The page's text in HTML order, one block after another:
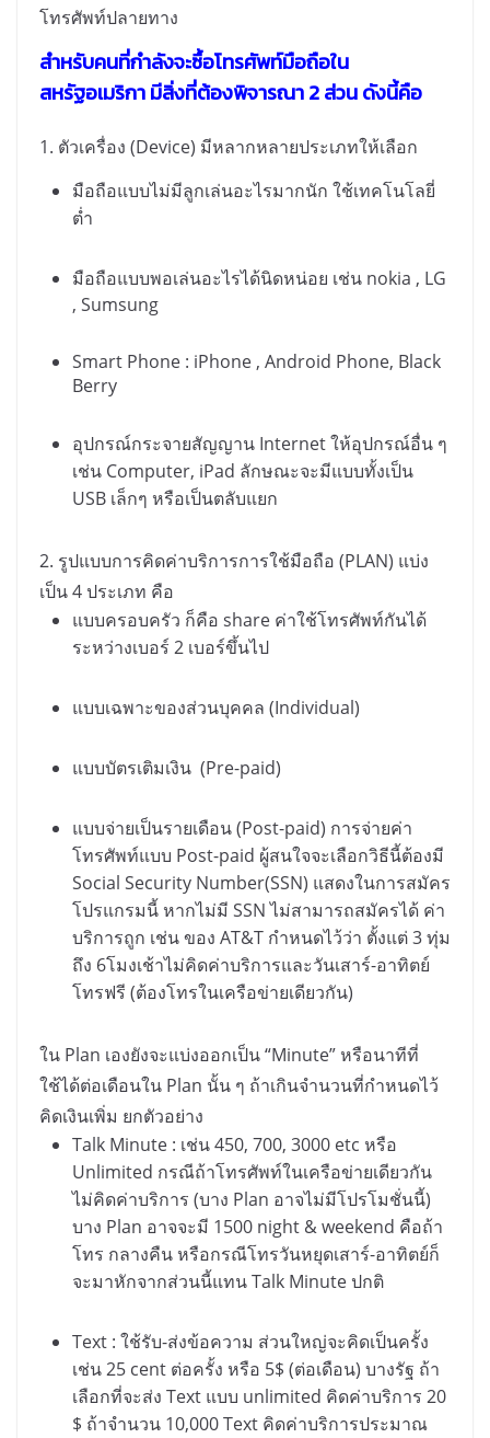
โทรศัพท์ปลายทาง
สำหรับคนที่กำลังจะซื้อโทรศัพท์มือถือใน
สหรัฐอเมริกา มีสิ่งที่ต้องพิจารณา2ส่วน ดังนี้คือ
1. ตัวเครื่อง (Device) มีหลากหลายประเภทให้เลือก
มือถือแบบไม่มีลูกเล่นอะไรมากนัก ใช้เทคโนโลยี่
ต่ำ
มือถือแบบพอเล่นอะไรได้นิดหน่อย เช่น nokia , LG
, Sumsung
Smart Phone : iPhone , Android Phone, Black
Berry
อุปกรณ์กระจายสัญญาน Internetให้อุปกรณ์อื่น ๆ
เช่น Computer, iPad ลักษณะจะมีแบบทั้งเป็น
USB เล็กๆ หรือเป็นตลับแยก
2. รูปแบบการคิดค่าบริการการใช้มือถือ (PLAN) แบ่ง
เป็น4ประเภท คือ
แบบครอบครัว ก็คือ share ค่าใช้โทรศัพท์กันได้
ระหว่างเบอร์ 2 เบอร์ขึ้นไป
แบบเฉพาะของส่วนบุคคล (Individual)
แบบบัตรเติมเงิน (Pre-paid)
แบบจ่ายเป็นรายเดือน (Post-paid) การจ่ายค่า
โทรศัพท์แบบ Post-paid ผู้สนใจจะเลือกวิธีนี้ต้องมี
Social Security Number(SSN) แสดงในการสมัคร
โปรแกรมนี้ หากไม่มี SSNไม่สามารถสมัครได้ ค่า
บริการถูก เช่น ของ AT&T กำหนดไว้ว่า ตั้งแต่3ทุ่ม
ถึง 6โมงเช้าไม่คิดค่าบริการและวันเสาร์-อาทิตย์
โทรฟรี (ต้องโทรในเครือข่ายเดียวกัน)
ใน Plan เองยังจะแบ่งออกเป็น“Minute”หรือนาทีที่
ใช้ได้ต่อเดือนใน Plan นั้น ๆ ถ้าเกินจำนวนที่กำหนดไว้
คิดเงินเพิ่ม ยกตัวอย่าง
Talk Minute : เช่น450, 700, 3000 etc หรือ
Unlimited กรณีถ้าโทรศัพท์ในเครือข่ายเดียวกัน
ไม่คิดค่าบริการ (บาง Plan อาจไม่มีโปรโมชั่นนี้)
บาง Plan อาจจะมี 1500 night & weekend คือถ้า
โทร กลางคืน หรือกรณีโทรวันหยุดเสาร์-อาทิตย์ก็
จะมาหักจากส่วนนี้แทนTalk Minuteปกติ
Text : ใช้รับ-ส่งข้อความ ส่วนใหญ่จะคิดเป็นครั้ง
เช่น25 cent ต่อครั้ง หรือ 5$ (ต่อเดือน) บางรัฐ ถ้า
เลือกที่จะส่ง Text แบบ unlimited คิดค่าบริการ 20
$ ถ้าจำนวน 10,000 Text คิดค่าบริการประมาณ